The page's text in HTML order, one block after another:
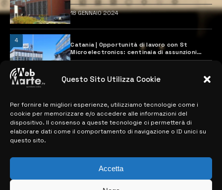
Questo Sito Utilizza Cookie
Per fornire le migliori esperienze, utilizziamo tecnologie come i
cookie per memorizzare e/o accedere alle informazioni del
dispositivo. Il consenso a queste tecnologie ci permetterà di
elaborare dati come il comportamento di navigazione o ID unici su
questo sito.
Accetta
18 GENNAIO 2024
4
Catania | Opportunità di lavoro con St
Microelectronics: centinaia di assunzioni
previste
MAPPA DEL SITO
> NOTIZIE